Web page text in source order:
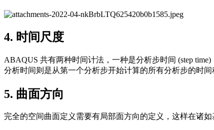
4. 时间尺度
ABAQUS 共有两种时间计法，一种是分析步时间 (step
分析时间则是从第一个分析步开始计算的所有分析步的时间
5. 曲面方向
完全的空间曲面定义需要有局部面方向的定义，这样在诸